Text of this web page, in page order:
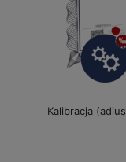
Kalibracja